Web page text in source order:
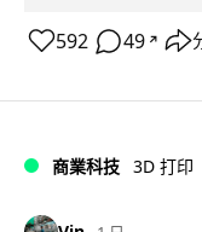
592 49 ↗
商業科技 3D 打印